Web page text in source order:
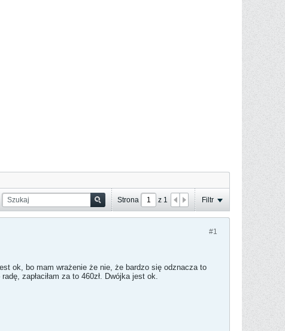
Strona z 1 Filtr
#1
ok, bo mam wrażenie że nie, że bardzo się odznacza to
zapłaciłam za to 460zł. Dwójka jest ok.